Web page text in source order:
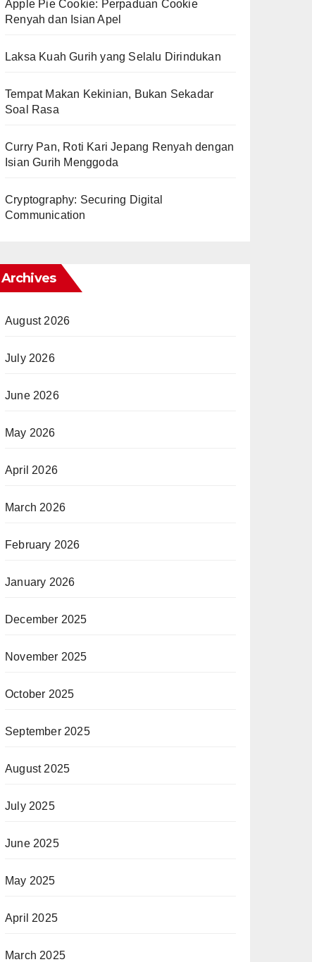
Apple Pie Cookie: Perpaduan Cookie
Renyah dan Isian Apel
Laksa Kuah Gurih yang Selalu Dirindukan
Tempat Makan Kekinian, Bukan Sekadar
Soal Rasa
Curry Pan, Roti Kari Jepang Renyah dengan
Isian Gurih Menggoda
Cryptography: Securing Digital
Communication
Archives
August 2026
July 2026
June 2026
May 2026
April 2026
March 2026
February 2026
January 2026
December 2025
November 2025
October 2025
September 2025
August 2025
July 2025
June 2025
May 2025
April 2025
March 2025